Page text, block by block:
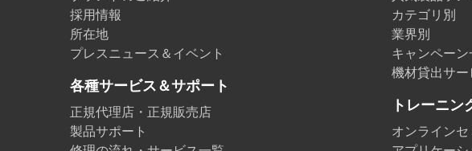
採用情報
所在地
プレスニュース＆イベント
各種サービス＆サポート
正規代理店・正規販売店
製品サポート
カテゴリ別
業界別
キャンペーン
機材貸出サー
トレーニン
オンラインセ